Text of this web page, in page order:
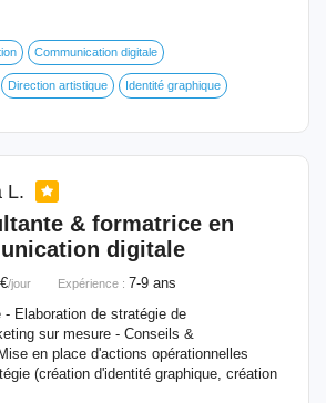
Communication digitale
Direction artistique Identité graphique
L.
& formatrice en
digitale
/jour Expérience : 7-9 ans
Elaboration de stratégie de
sur mesure - Conseils &
en place d'actions opérationnelles
(création d'identité graphique, création